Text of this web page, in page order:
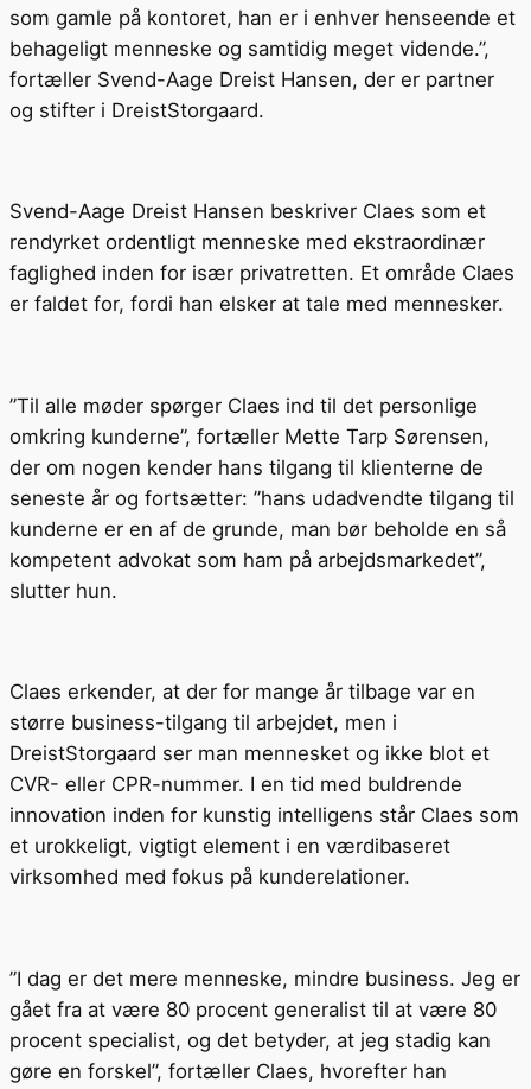
som gamle på kontoret, han er i enhver henseende et
behageligt menneske og samtidig meget vidende.”,
fortæller Svend-Aage Dreist Hansen, der er partner
og stifter i DreistStorgaard.
Svend-Aage Dreist Hansen beskriver Claes som et
rendyrket ordentligt menneske med ekstraordinær
faglighed inden for især privatretten. Et område Claes
er faldet for, fordi han elsker at tale med mennesker.
”Til alle møder spørger Claes ind til det personlige
omkring kunderne”, fortæller Mette Tarp Sørensen,
der om nogen kender hans tilgang til klienterne de
seneste år og fortsætter: ”hans udadvendte tilgang til
kunderne er en af de grunde, man bør beholde en så
kompetent advokat som ham på arbejdsmarkedet”,
slutter hun.
Claes erkender, at der for mange år tilbage var en
større business-tilgang til arbejdet, men i
DreistStorgaard ser man mennesket og ikke blot et
CVR- eller CPR-nummer. I en tid med buldrende
innovation inden for kunstig intelligens står Claes som
et urokkeligt, vigtigt element i en værdibaseret
virksomhed med fokus på kunderelationer.
”I dag er det mere menneske, mindre business. Jeg er
gået fra at være 80 procent generalist til at være 80
procent specialist, og det betyder, at jeg stadig kan
gøre en forskel”, fortæller Claes, hvorefter han